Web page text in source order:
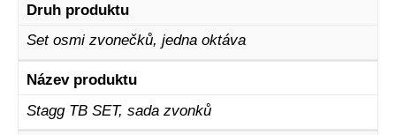
Druh produktu
Set osmi zvonečků, jedna oktáva
Název produktu
Stagg TB SET, sada zvonků